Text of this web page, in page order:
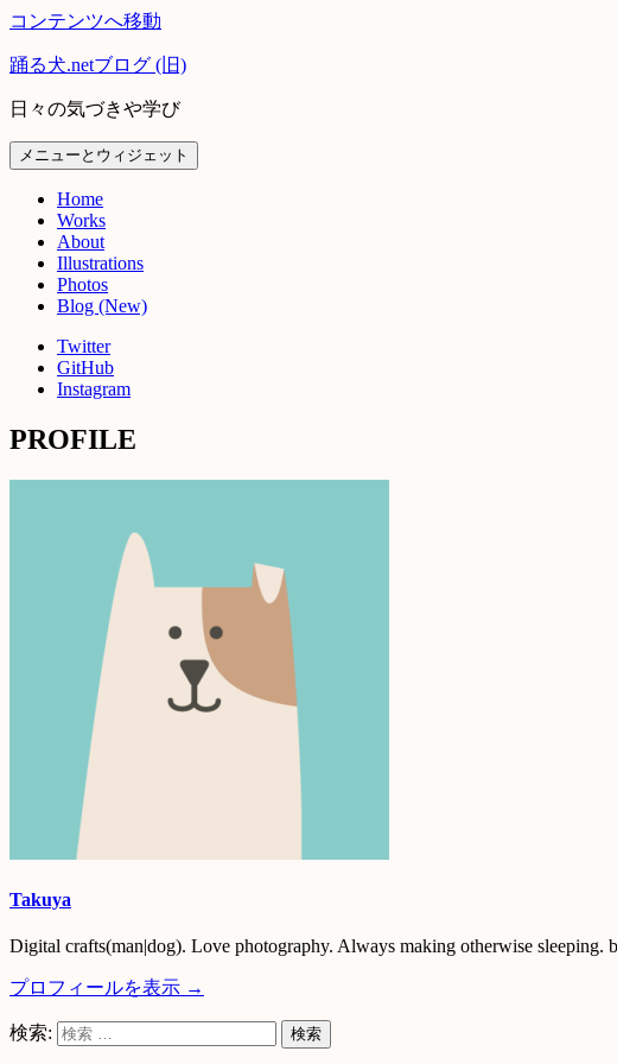
コンテンツへ移動
踊る犬.netブログ (旧)
日々の気づきや学び
メニューとウィジェット
Home
Works
About
Illustrations
Photos
Blog (New)
Twitter
GitHub
Instagram
PROFILE
Takuya
Digital crafts(man|dog). Love photography. Always making otherwise sleeping.
プロフィールを表示 →
検索: